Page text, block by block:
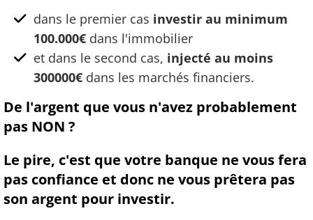
dans le premier cas investir au minimum
100.000€ dans l'immobilier
et dans le second cas, injecté au moins
300000€ dans les marchés financiers.
De l'argent que vous n'avez probablement
pas NON ?
Le pire, c'est que votre banque ne vous fera
pas confiance et donc ne vous prêtera pas
son argent pour investir.